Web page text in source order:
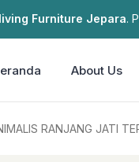
Furniture Jepara.
About Us
TIDUR Plus MINIMALIS